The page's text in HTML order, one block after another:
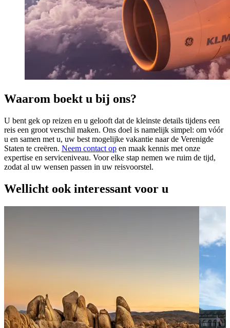
Waarom boekt u bij ons?
U bent gek op reizen en u gelooft dat de kleinste details tijdens een
reis een groot verschil maken. Ons doel is namelijk simpel: om vóór
u en samen met u, uw best mogelijke vakantie naar de Verenigde
Staten te creëren. Neem contact op en maak kennis met onze
expertise en serviceniveau. Voor elke stap nemen we ruim de tijd,
zodat al uw wensen passen in uw reisvoorstel.
Wellicht ook interessant voor u